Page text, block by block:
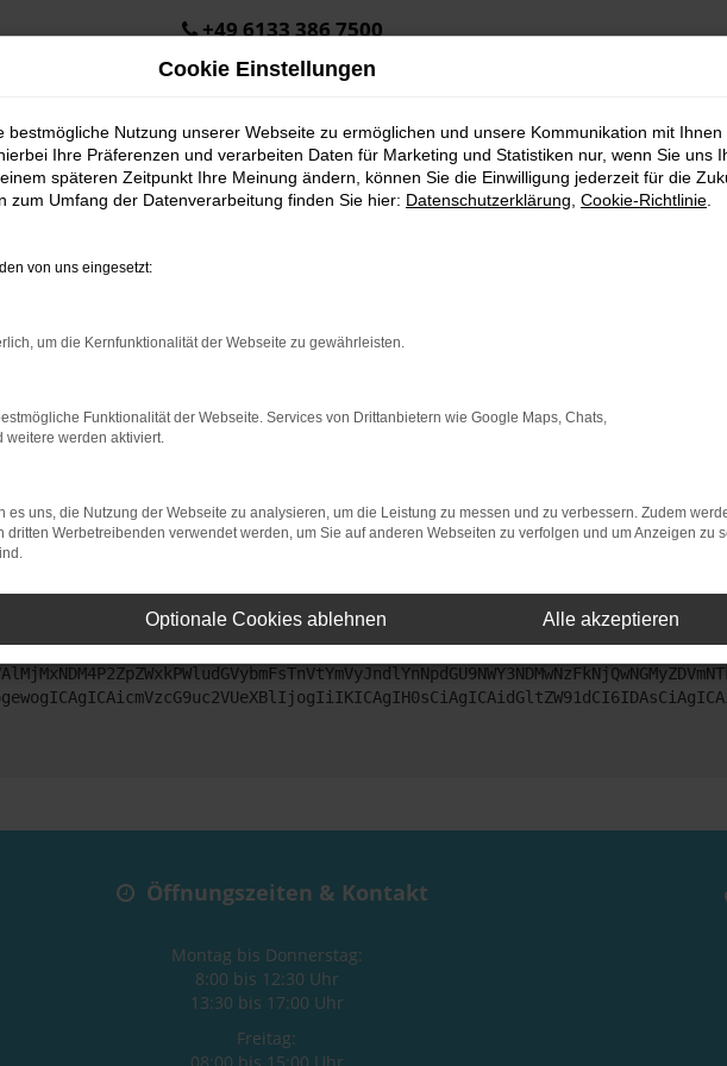
+49 6133 386 7500
bestimmter Seiten verhindern. Funktioniert die Seite in einem anderen Browser
dem neuesten Stand sind.
kann auch dazu führen, dass bestimmte Funktionen nicht mehr unterstützt
uns bitte. Wir werden versuchen, das Problem zu beheben. Du kannst uns
Öffnungszeiten & Kontakt
Montag bis Donnerstag:
8:00 bis 12:30 Uhr
13:30 bis 17:00 Uhr
Freitag:
Cookie Einstellungen
bestmögliche Nutzung unserer Webseite zu ermöglichen und unsere Kommunikation mit Ihnen
Ihre Präferenzen und verarbeiten Daten für Marketing und Statistiken nur, wenn Sie uns
späteren Zeitpunkt Ihre Meinung ändern, können Sie die Einwilligung jederzeit für die
zum Umfang der Datenverarbeitung finden Sie hier: Datenschutzerklärung Cookie-Richtlinie
von uns eingesetzt:
um die Kernfunktionalität der Webseite zu gewährleisten.
Funktionalität der Webseite. Services von Drittanbietern wie Google Maps, Chats,
weitere werden aktiviert.
es uns, die Nutzung der Webseite zu analysieren, um die Leistung zu messen und zu verbessern. Zudem
dritten Werbetreibenden verwendet werden, um Sie auf anderen Webseiten zu verfolgen und um Anzeigen zu
Optionale Cookies ablehnen Alle akzeptieren